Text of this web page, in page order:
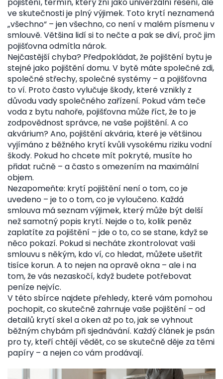
ve skutečnosti je plný výjimek. Toto krytí neznamená
„všechno“ – jen všechno, co není v malém písmenu v
smlouvě. Většina lidí si to nečte a pak se diví, proč jim
pojišťovna odmítla nárok.
Nejčastější chyba? Předpokládat, že pojištění bytu je
stejné jako pojištění domu. V bytě máte společné zdi,
společné střechy, společné systémy – a pojišťovna
to ví. Proto často vylučuje škody, které vznikly z
důvodu vady společného zařízení. Pokud vám teče
voda z bytu nahoře, pojišťovna může říct, že to je
zodpovědnost správce, ne vaše pojištění. A co
akvárium? Ano, pojištění akvária, které je většinou
vyjímáno z běžného krytí kvůli vysokému riziku vodní
škody. Pokud ho chcete mít pokryté, musíte ho
přidat ručně – a často s omezením na maximální
objem.
Nezapomeňte: krytí pojištění není o tom, co je
uvedeno – je to o tom, co je vyloučeno. Každá
smlouva má seznam výjimek, který může být delší
než samotný popis krytí. Nejde o to, kolik peněz
zaplatíte za pojištění – jde o to, co se stane, když se
něco pokazí. Pokud si necháte zkontrolovat vaši
smlouvu s někým, kdo ví, co hledat, můžete ušetřit
tisíce korun. A to nejen na opravě okna – ale i na
tom, že vás nezaskočí, když budete potřebovat
peníze nejvíc.
V této sbírce najdete přehledy, které vám pomohou
pochopit, co skutečně zahrnuje vaše pojištění – od
detailů krytí skel a oken až po to, jak se vyhnout
běžným chybám při sjednávání. Každý článek je psán
pro ty, kteří chtějí vědět, co se skutečně děje za těmi
papíry – a nejen co vám prodávají.